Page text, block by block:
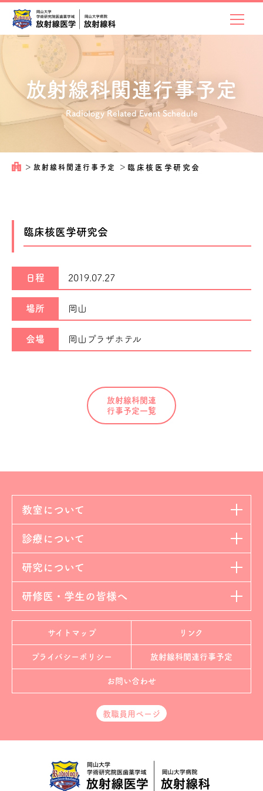
放射線科関連行事予定
Radiology Related Event Schedule
＞ 放射線科関連行事予定 ＞ 臨床核医学研究会
臨床核医学研究会
日程 2019.07.27
場所 岡山
会場 岡山プラザホテル
放射線科関連
行事予定一覧
教室について
診療について
研究について
研修医・学生の皆様へ
サイトマップ リンク
プライバシーポリシー 放射線科関連行事予定
お問い合わせ
教職員用ページ